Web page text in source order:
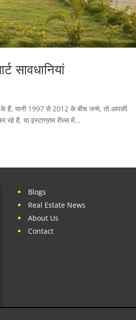
सावधानियां
हैं, यानी 1997 से 2012 के बीच जन्मे, तो आपकी
रहे हैं, या इंस्टाग्राम रील्स में...
Blogs
Real Estate News
About Us
Contact